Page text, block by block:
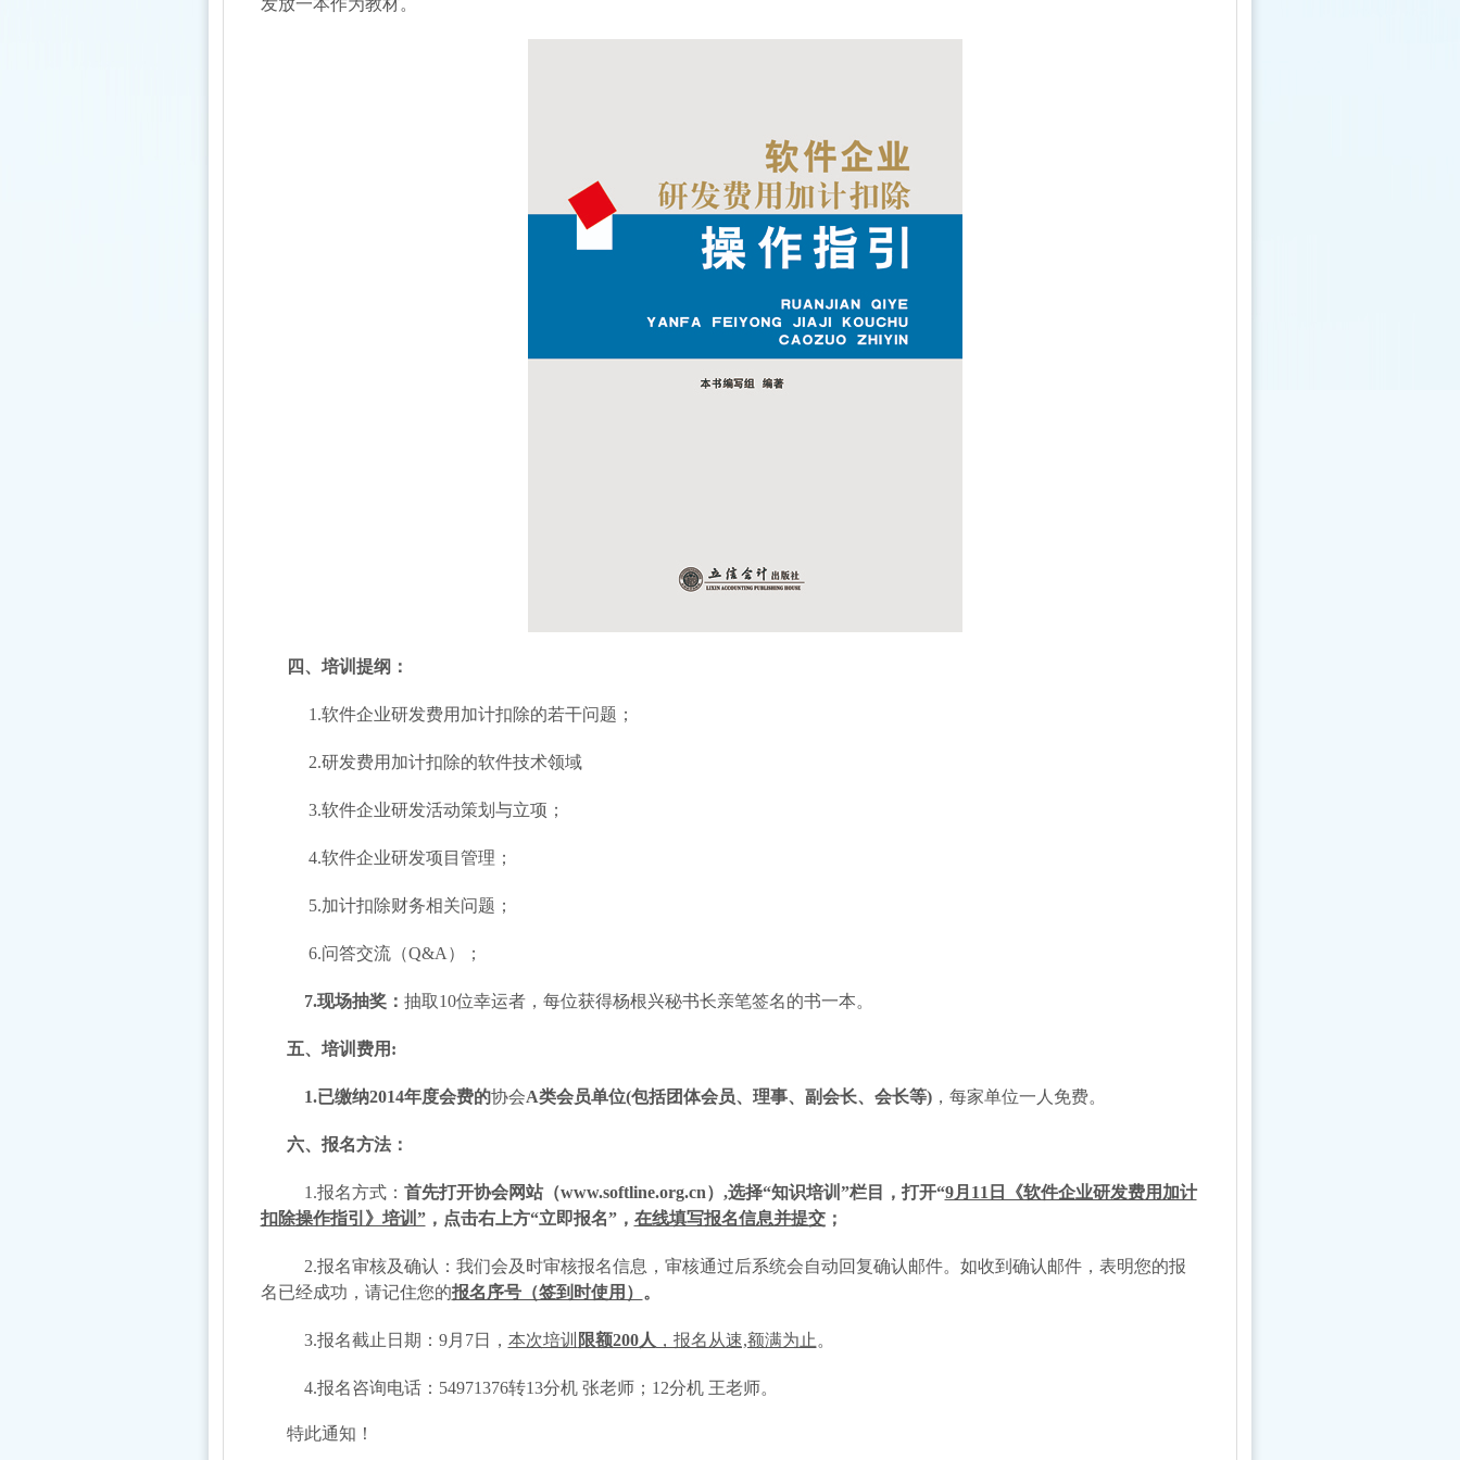
发放一本作为教材。
四、 培训提纲：
1.软件企业研发费用加计扣除的若干问题；
2.研发费用加计扣除的软件技术领域
3.软件企业研发活动策划与立项；
4.软件企业研发项目管理；
5.加计扣除财务相关问题；
6.问答交流（Q&A）；
7.现场抽奖： 抽取10位幸运者，每位获得杨根兴秘书长亲笔签名的书一本。
五、 培训费用:
1.已缴纳2014年度会费的协会A类会员单位(包括团体会员、理事、副会长、会长等)，每家单位一人免费。
六、 报名方法：
1.报名方式： 首先打开协会网站（www.softline.org.cn）,选择“知识培训”栏目，打开“9月11日《软件企业研发费用加计
扣除操作指引》培训”，点击右上方“立即报名”， 在线填写报名信息并提交；
2.报名审核及确认：我们会及时审核报名信息，审核通过后系统会自动回复确认邮件。如收到确认邮件，表明您的报
名已经成功，请记住您的报名序号（签到时使用） 。
3.报名截止日期：9月7日， 本次培训 限额200人 ，报名从速,额满为止 。
4.报名咨询电话：54971376转13分机 张老师；12分机 王老师。
特此通知！